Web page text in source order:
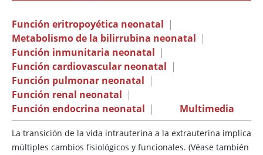
Función eritropoyética neonatal |
Metabolismo de la bilirrubina neonatal |
Función inmunitaria neonatal |
Función cardiovascular neonatal |
Función pulmonar neonatal |
Función renal neonatal |
Función endocrina neonatal | Multimedia
La transición de la vida intrauterina a la extrauterina implica
múltiples cambios fisiológicos y funcionales. (Véase también